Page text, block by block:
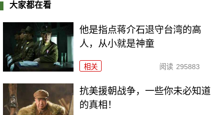
大家都在看
他是指点蒋介石退守台湾的高
人，从小就是神童
相关 阅读 295883
抗美援朝战争，一些你未必知道
的真相！